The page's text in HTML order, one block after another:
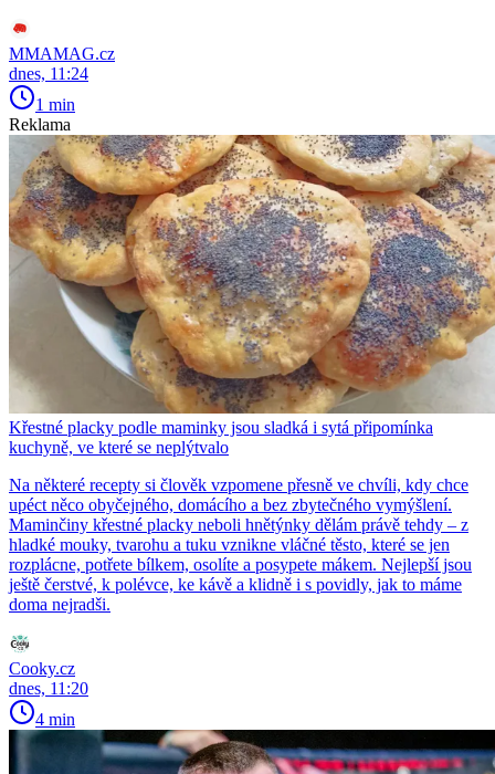
MMAMAG.cz
dnes, 11:24
1 min
Reklama
Křestné placky podle maminky jsou sladká i sytá připomínka
kuchyně, ve které se neplýtvalo
Na některé recepty si člověk vzpomene přesně ve chvíli, kdy chce
upéct něco obyčejného, domácího a bez zbytečného vymýšlení.
Maminčiny křestné placky neboli hnětýnky dělám právě tehdy – z
hladké mouky, tvarohu a tuku vznikne vláčné těsto, které se jen
rozplácne, potřete bílkem, osolíte a posypete mákem. Nejlepší jsou
ještě čerstvé, k polévce, ke kávě a klidně i s povidly, jak to máme
doma nejradši.
Cooky.cz
dnes, 11:20
4 min